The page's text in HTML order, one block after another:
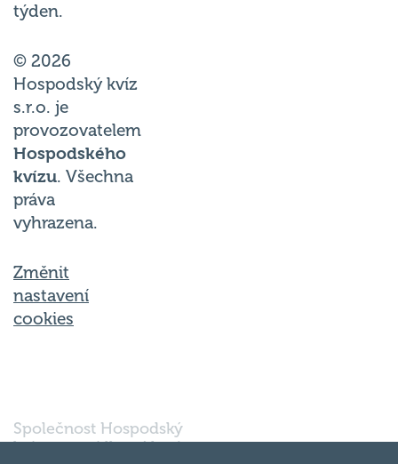
týden.
© 2026
Hospodský kvíz
s.r.o. je
provozovatelem
Hospodského
kvízu. Všechna
práva
vyhrazena.
Změnit
nastavení
cookies
Společnost Hospodský
kvíz s.r.o., sídlem Nové